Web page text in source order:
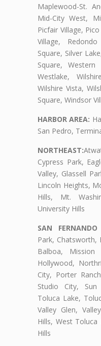
Maplewood-St.
Mid-City West,
Picfair Village,
Village,
Square, Silver
Square,
Westlake,
Wilshire Vista,
Square, Windsor
HARBOR AREA:
San Pedro,
NORTHEAST:
Cypress Park,
Valley, Glassell
Lincoln Heights,
Hills, Mt.
University Hills
SAN FERNANDO
Park, Chatsworth,
Balboa,
Hollywood,
City, Porter
Studio City, Sun
Toluca Lake,
Valley Glen,
Hills, West
Hills